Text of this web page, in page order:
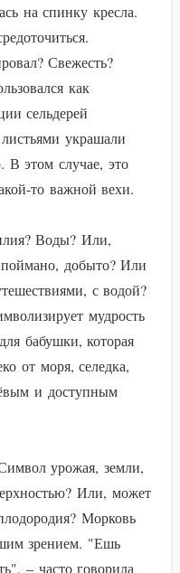
на спинку кресла.
Свежесть?
как
сельдерей
украшали
В этом случае, это
то важной вехи.
Воды? Или,
добыто? Или
с водой?
мудрость
бабушки, которая
от моря, селедка,
и доступным
урожая, земли,
Или, может
Морковь
зрением. "Ешь
– часто говорила